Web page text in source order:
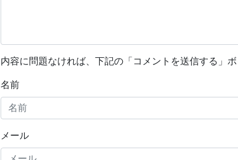
内容に問題なければ、下記の「コメントを送信する」ボ
名前
メール